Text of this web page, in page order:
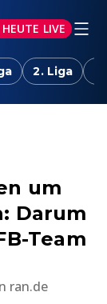
HEUTE LIVE
2. Liga
um
Darum
Team
ran.de